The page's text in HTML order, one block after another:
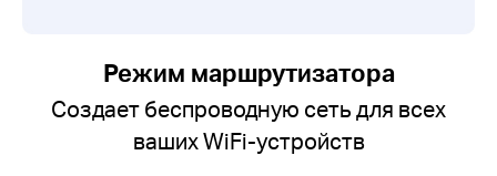
Режим маршрутизатора
Создает беспроводную сеть для всех
ваших WiFi-устройств